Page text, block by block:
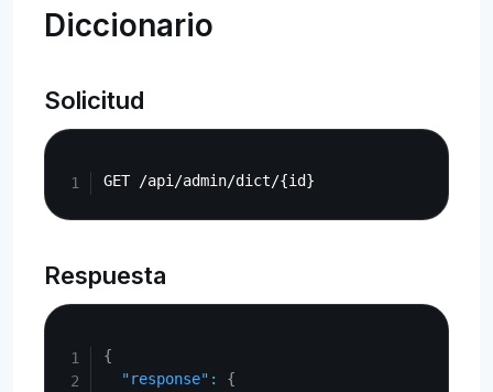
Diccionario
Solicitud
Respuesta
{
"response" :
{